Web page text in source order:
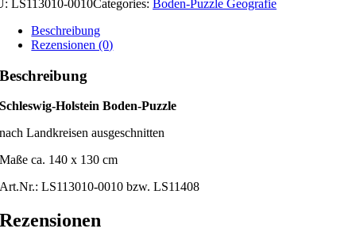
LS113010-0010Categories: Boden-Puzzle Geografie
Beschreibung
Rezensionen (0)
Beschreibung
Schleswig-Holstein Boden-Puzzle
nach Landkreisen ausgeschnitten
Maße ca. 140 x 130 cm
Art.Nr.: LS113010-0010 bzw. LS11408
Rezensionen